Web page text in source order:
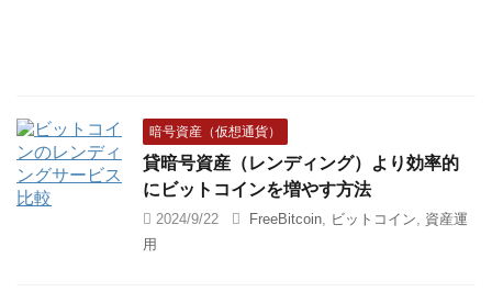
暗号資産（仮想通貨）
貸暗号資産（レンディング）より効率的
にビットコインを増やす方法
2024/9/22 FreeBitcoin ビットコイン
資産運
用